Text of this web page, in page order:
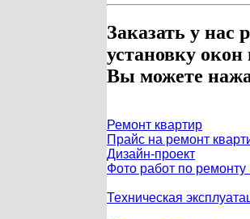
Заказать у нас
установку
Вы можете
Ремонт квартир
Прайс на ремонт
Дизайн-проект
Фото работ по ремонту
Техническая